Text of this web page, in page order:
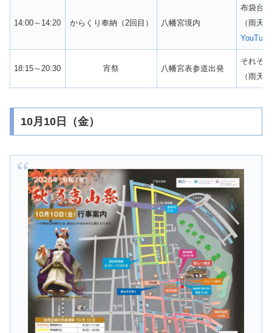
14:00～14:20 からくり奉納（2回目） 八幡宮境内
布袋台
（雨天
YouTube
18:15～20:30 宵祭 八幡宮表参道出発
それぞ
（雨天
10月10日（金）